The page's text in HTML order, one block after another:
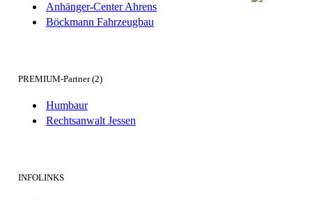
Anhänger-Center Ahrens
Böckmann Fahrzeugbau
PREMIUM-Partner (2)
Humbaur
Rechtsanwalt Jessen
INFOLINKS